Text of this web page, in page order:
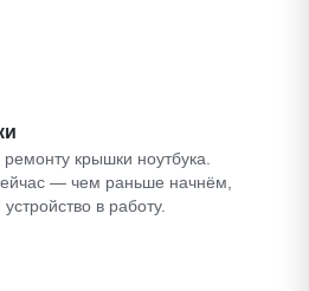
крышки ноутбука.
— чем раньше начнём,
в работу.